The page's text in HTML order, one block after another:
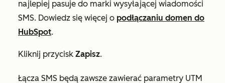
najlepiej pasuje do marki wysyłającej wiadomości
SMS. Dowiedz się więcej o podłączaniu domen do
HubSpot.
Kliknij przycisk Zapisz.
Łącza SMS będą zawsze zawierać parametry UTM